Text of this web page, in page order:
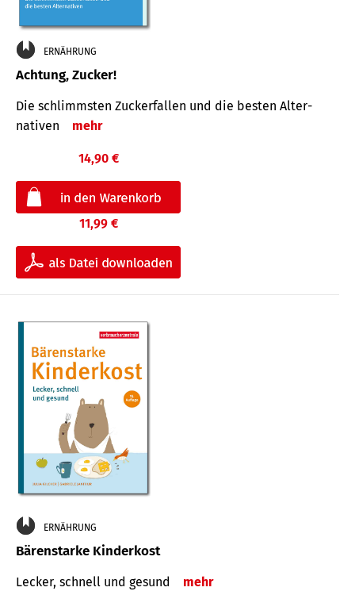
ERNÄHRUNG
Achtung, Zucker!
Die schlimmsten Zucker­fallen und die besten Alter­
nativen
mehr
14,90 €
11,99 €
ERNÄHRUNG
Bärenstarke Kinderkost
Lecker, schnell und gesund mehr